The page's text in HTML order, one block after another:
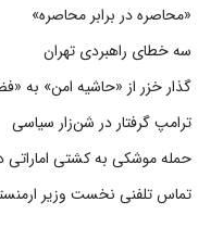
«محاصره در برابر محاصره»
سه خطای راهبردی تهران
گذار خزر از «حاشیه امن» به
ترامپ گرفتار در شن‌زار سیاسی
حمله موشکی به کشتی اماراتی
تماس تلفنی نخست وزیر